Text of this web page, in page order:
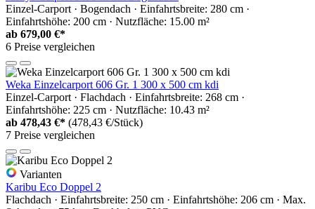
Einzel-Carport · Bogendach · Einfahrtsbreite: 280 cm ·
Einfahrtshöhe: 200 cm · Nutzfläche: 15.00 m²
ab 679,00 €*
6 Preise vergleichen
Weka Einzelcarport 606 Gr. 1 300 x 500 cm kdi
Einzel-Carport · Flachdach · Einfahrtsbreite: 268 cm ·
Einfahrtshöhe: 225 cm · Nutzfläche: 10.43 m²
ab 478,43 €* (478,43 €/Stück)
7 Preise vergleichen
Varianten
Karibu Eco Doppel 2
Flachdach · Einfahrtsbreite: 250 cm · Einfahrtshöhe: 206 cm · Max.